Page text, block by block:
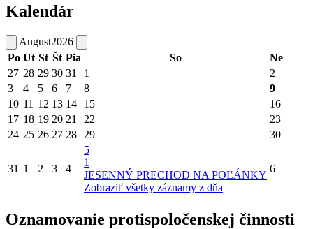
Kalendár
August2026
Po Ut St Št Pia So
Ne
27 28 29 30 31 1
2
3
4 5 6 7 8
9
10 11 12 13 14 15
16
17 18 19 20 21 22
23
24 25 26 27 28 29 30
31 1 2 3 4
5
1
JESENNÝ PRECHOD NA POĽÁNKY
Zobraziť všetky záznamy z dňa
6
Oznamovanie protispoločenskej činnosti